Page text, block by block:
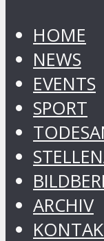
HOME
NEWS
EVENTS
SPORT
ARCHIV